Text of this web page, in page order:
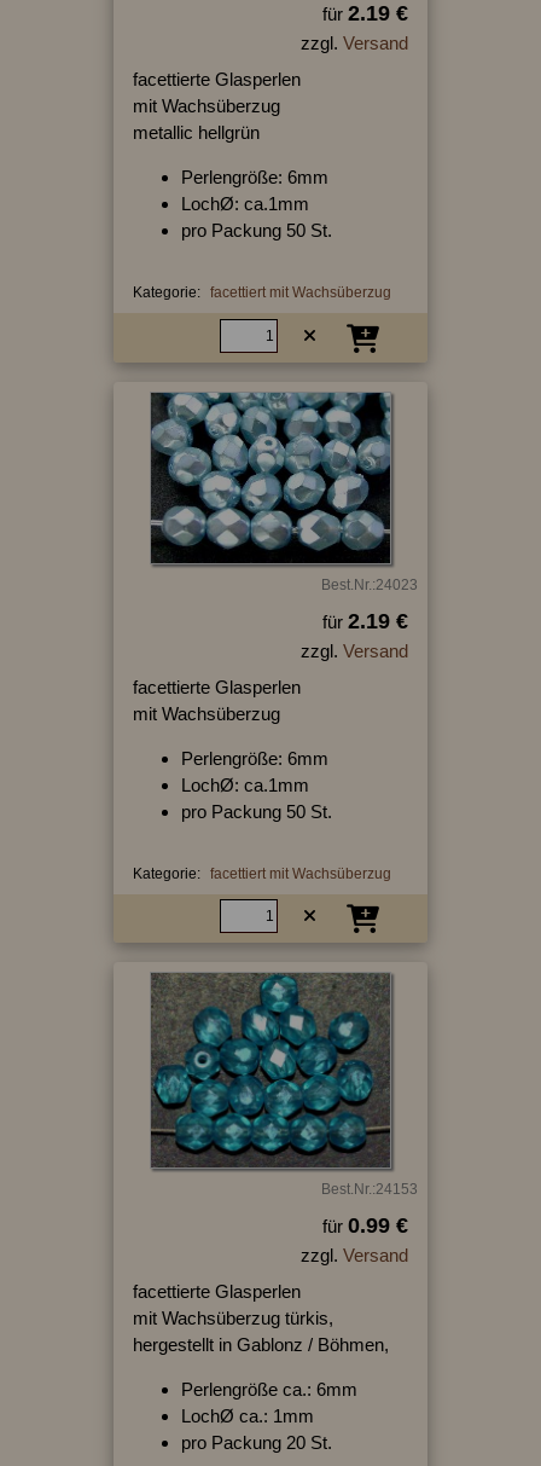
für 2.19 €
zzgl. Versand
facettierte Glasperlen
mit Wachsüberzug
metallic hellgrün
Perlengröße: 6mm
LochØ: ca.1mm
pro Packung 50 St.
Kategorie: facettiert mit Wachsüberzug
Best.Nr.:24023
für 2.19 €
zzgl. Versand
facettierte Glasperlen
mit Wachsüberzug
Perlengröße: 6mm
LochØ: ca.1mm
pro Packung 50 St.
Kategorie: facettiert mit Wachsüberzug
Best.Nr.:24153
für 0.99 €
zzgl. Versand
facettierte Glasperlen
mit Wachsüberzug türkis,
hergestellt in Gablonz / Böhmen,
Perlengröße ca.: 6mm
LochØ ca.: 1mm
pro Packung 20 St.